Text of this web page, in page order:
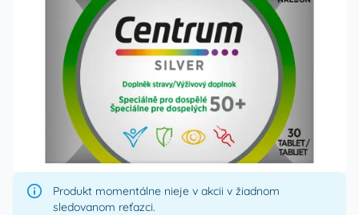
Produkt momentálne nieje v akcii v žiadnom
sledovanom reťazci.